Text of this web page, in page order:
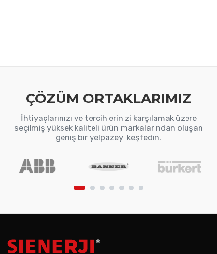
ÇÖZÜM ORTAKLARIMIZ
İhtiyaçlarınızı ve tercihlerinizi karşılamak üzere
seçilmiş yüksek kaliteli ürün markalarından oluşan
geniş bir yelpazeyi keşfedin.